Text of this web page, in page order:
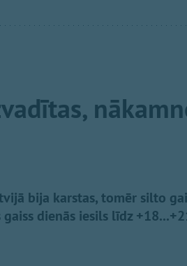
bija karstas, tomēr silto
dienās iesils līdz